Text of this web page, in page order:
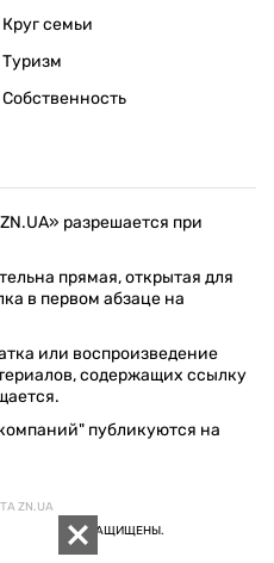
Круг семьи
Туризм
Собственность
разрешается при
прямая, открытая для
в первом абзаце на
или воспроизведение
содержащих ссылку
публикуются на
ZN.UA
ВСЕ ПРАВА ЗАЩИЩЕНЫ.